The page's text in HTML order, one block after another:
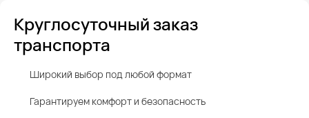
Круглосуточный заказ
транспорта
Широкий выбор под любой формат
Гарантируем комфорт и безопасность